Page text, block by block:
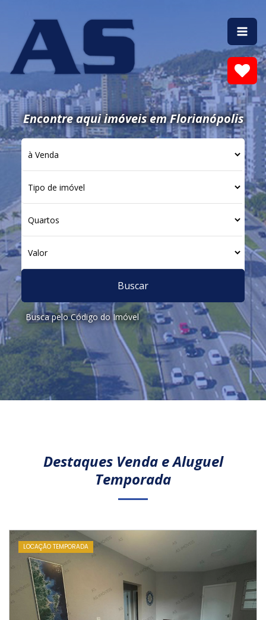
Encontre aqui imóveis em Florianópolis
Buscar
Busca pelo Código do Imóvel
Destaques Venda e Aluguel
Temporada
LOCAÇÃO TEMPORADA